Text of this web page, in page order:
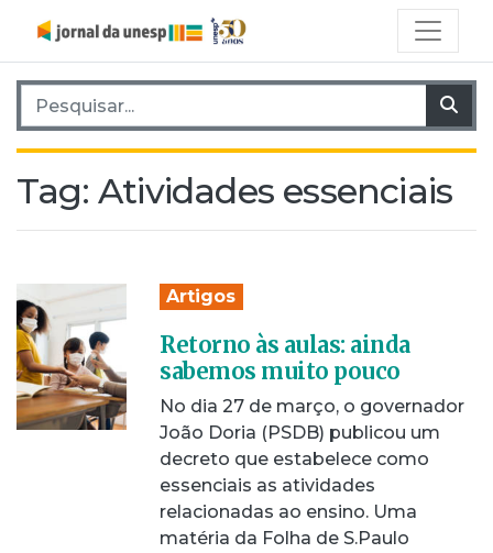
Pesquisar por:
Tag: Atividades essenciais
Artigos
Retorno às aulas: ainda
sabemos muito pouco
No dia 27 de março, o governador
João Doria (PSDB) publicou um
decreto que estabelece como
essenciais as atividades
relacionadas ao ensino. Uma
matéria da Folha de S.Paulo